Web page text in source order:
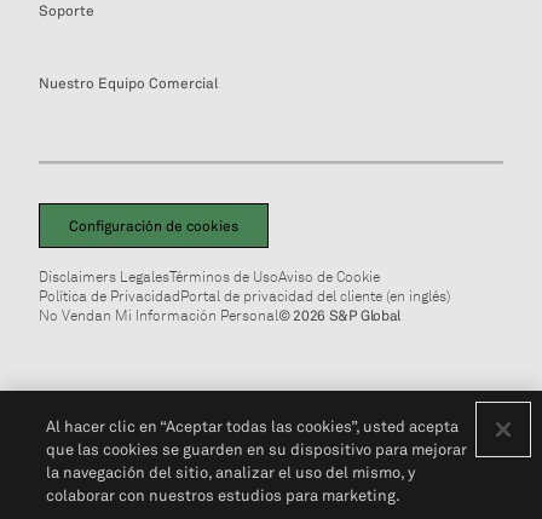
Soporte
Nuestro Equipo Comercial
Configuración de cookies
Disclaimers LegalesTérminos de UsoAviso de Cookie
Política de PrivacidadPortal de privacidad del cliente (en inglés)
No Vendan Mi Información Personal© 2026 S&P Global
Al hacer clic en “Aceptar todas las cookies”, usted acepta
que las cookies se guarden en su dispositivo para mejorar
la navegación del sitio, analizar el uso del mismo, y
colaborar con nuestros estudios para marketing.